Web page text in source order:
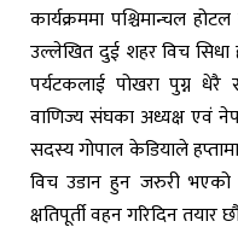
कार्यक्रममा पश्चिमान्चल
उल्लेखित दुई शहर विच सिधा
पर्यटकलाई पोखरा पुग्न
वाणिज्य संघका अध्यक्ष एवं
सदस्य गोपाल केडियाले
विच उडान हुन जरुरी भएको
क्षतिपूर्ती वहन गरिदिन तयार